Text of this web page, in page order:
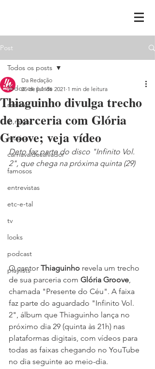
Post
Todos os posts
realities
ih,miga
música
carnavaldesalvador
famosos
entrevistas
etc-e-tal
tv
looks
podcast
playlists
Todos os posts
Thiaguinho divulga trecho
de parceria com Glória
Groove; veja vídeo
Da Redação
25 de jul. de 2021 1 min de leitura
Deto faz parte do disco "Infinito Vol.
2", que chega na próxima quinta (29)
O cantor Thiaguinho revela um trecho
de sua parceria com Glória Groove,
chamada "Presente do Céu". A faixa
faz parte do aguardado "Infinito Vol.
2", álbum que Thiaguinho lança no
próximo dia 29 (quinta às 21h) nas
plataformas digitais, com vídeos para
todas as faixas chegando no YouTube
no dia seguinte ao meio-dia.